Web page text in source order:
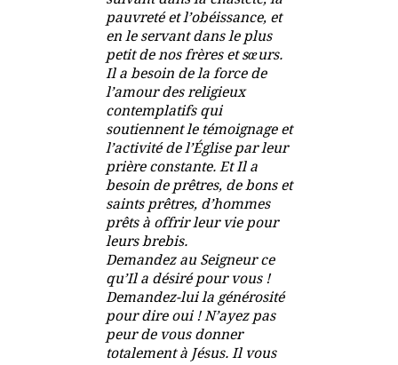
pauvreté et l’obéissance, et
en le servant dans le plus
petit de nos frères et sœurs.
Il a besoin de la force de
l’amour des religieux
contemplatifs qui
soutiennent le témoignage et
l’activité de l’Église par leur
prière constante. Et Il a
besoin de prêtres, de bons et
saints prêtres, d’hommes
prêts à offrir leur vie pour
leurs brebis.
Demandez au Seigneur ce
qu’Il a désiré pour vous !
Demandez-lui la générosité
pour dire oui ! N’ayez pas
peur de vous donner
totalement à Jésus. Il vous